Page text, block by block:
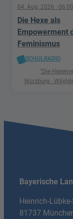
04. Aug. 2026 ·
Die Hexe als
Empowerment
Feminismus
SCHULRADIO
"Die
Würzburg -
Bayerische
Heinrich-
81737